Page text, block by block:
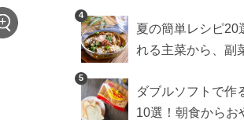
4
夏の簡単レシピ20
れる主菜から、副
5
ダブルソフトで作
10選！朝食からお